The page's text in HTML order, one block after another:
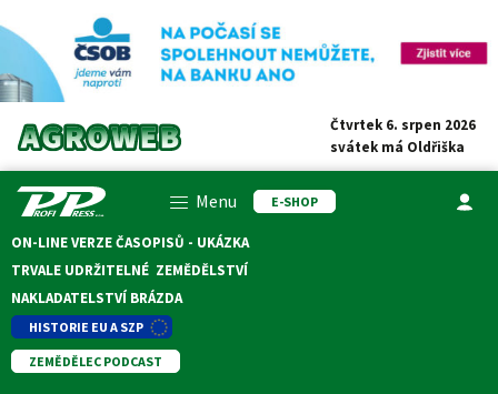
Čtvrtek 6. srpen 2026
svátek má Oldřiška
Menu E-SHOP
ON-LINE VERZE ČASOPISŮ - UKÁZKA
TRVALE UDRŽITELNÉ ZEMĚDĚLSTVÍ
NAKLADATELSTVÍ BRÁZDA
HISTORIE EU A SZP
ZEMĚDĚLEC PODCAST